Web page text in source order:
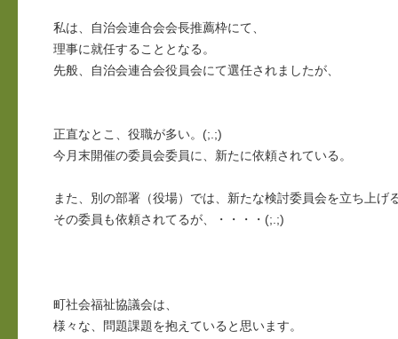
私は、自治会連合会会長推薦枠にて、
理事に就任することとなる。
先般、自治会連合会役員会にて選任されましたが、
正直なとこ、役職が多い。(;.;)
今月末開催の委員会委員に、新たに依頼されている。
また、別の部署（役場）では、新たな検討委員会を立ち上げ
その委員も依頼されてるが、・・・・(;.;)
町社会福祉協議会は、
様々な、問題課題を抱えていると思います。